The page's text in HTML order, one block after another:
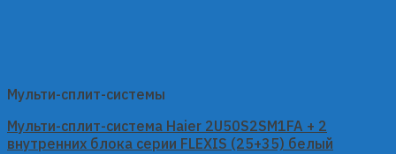
Мульти-сплит-системы
Мульти-сплит-система Haier 2U50S2SM1FA + 2
внутренних блока серии FLEXIS (25+35) белый